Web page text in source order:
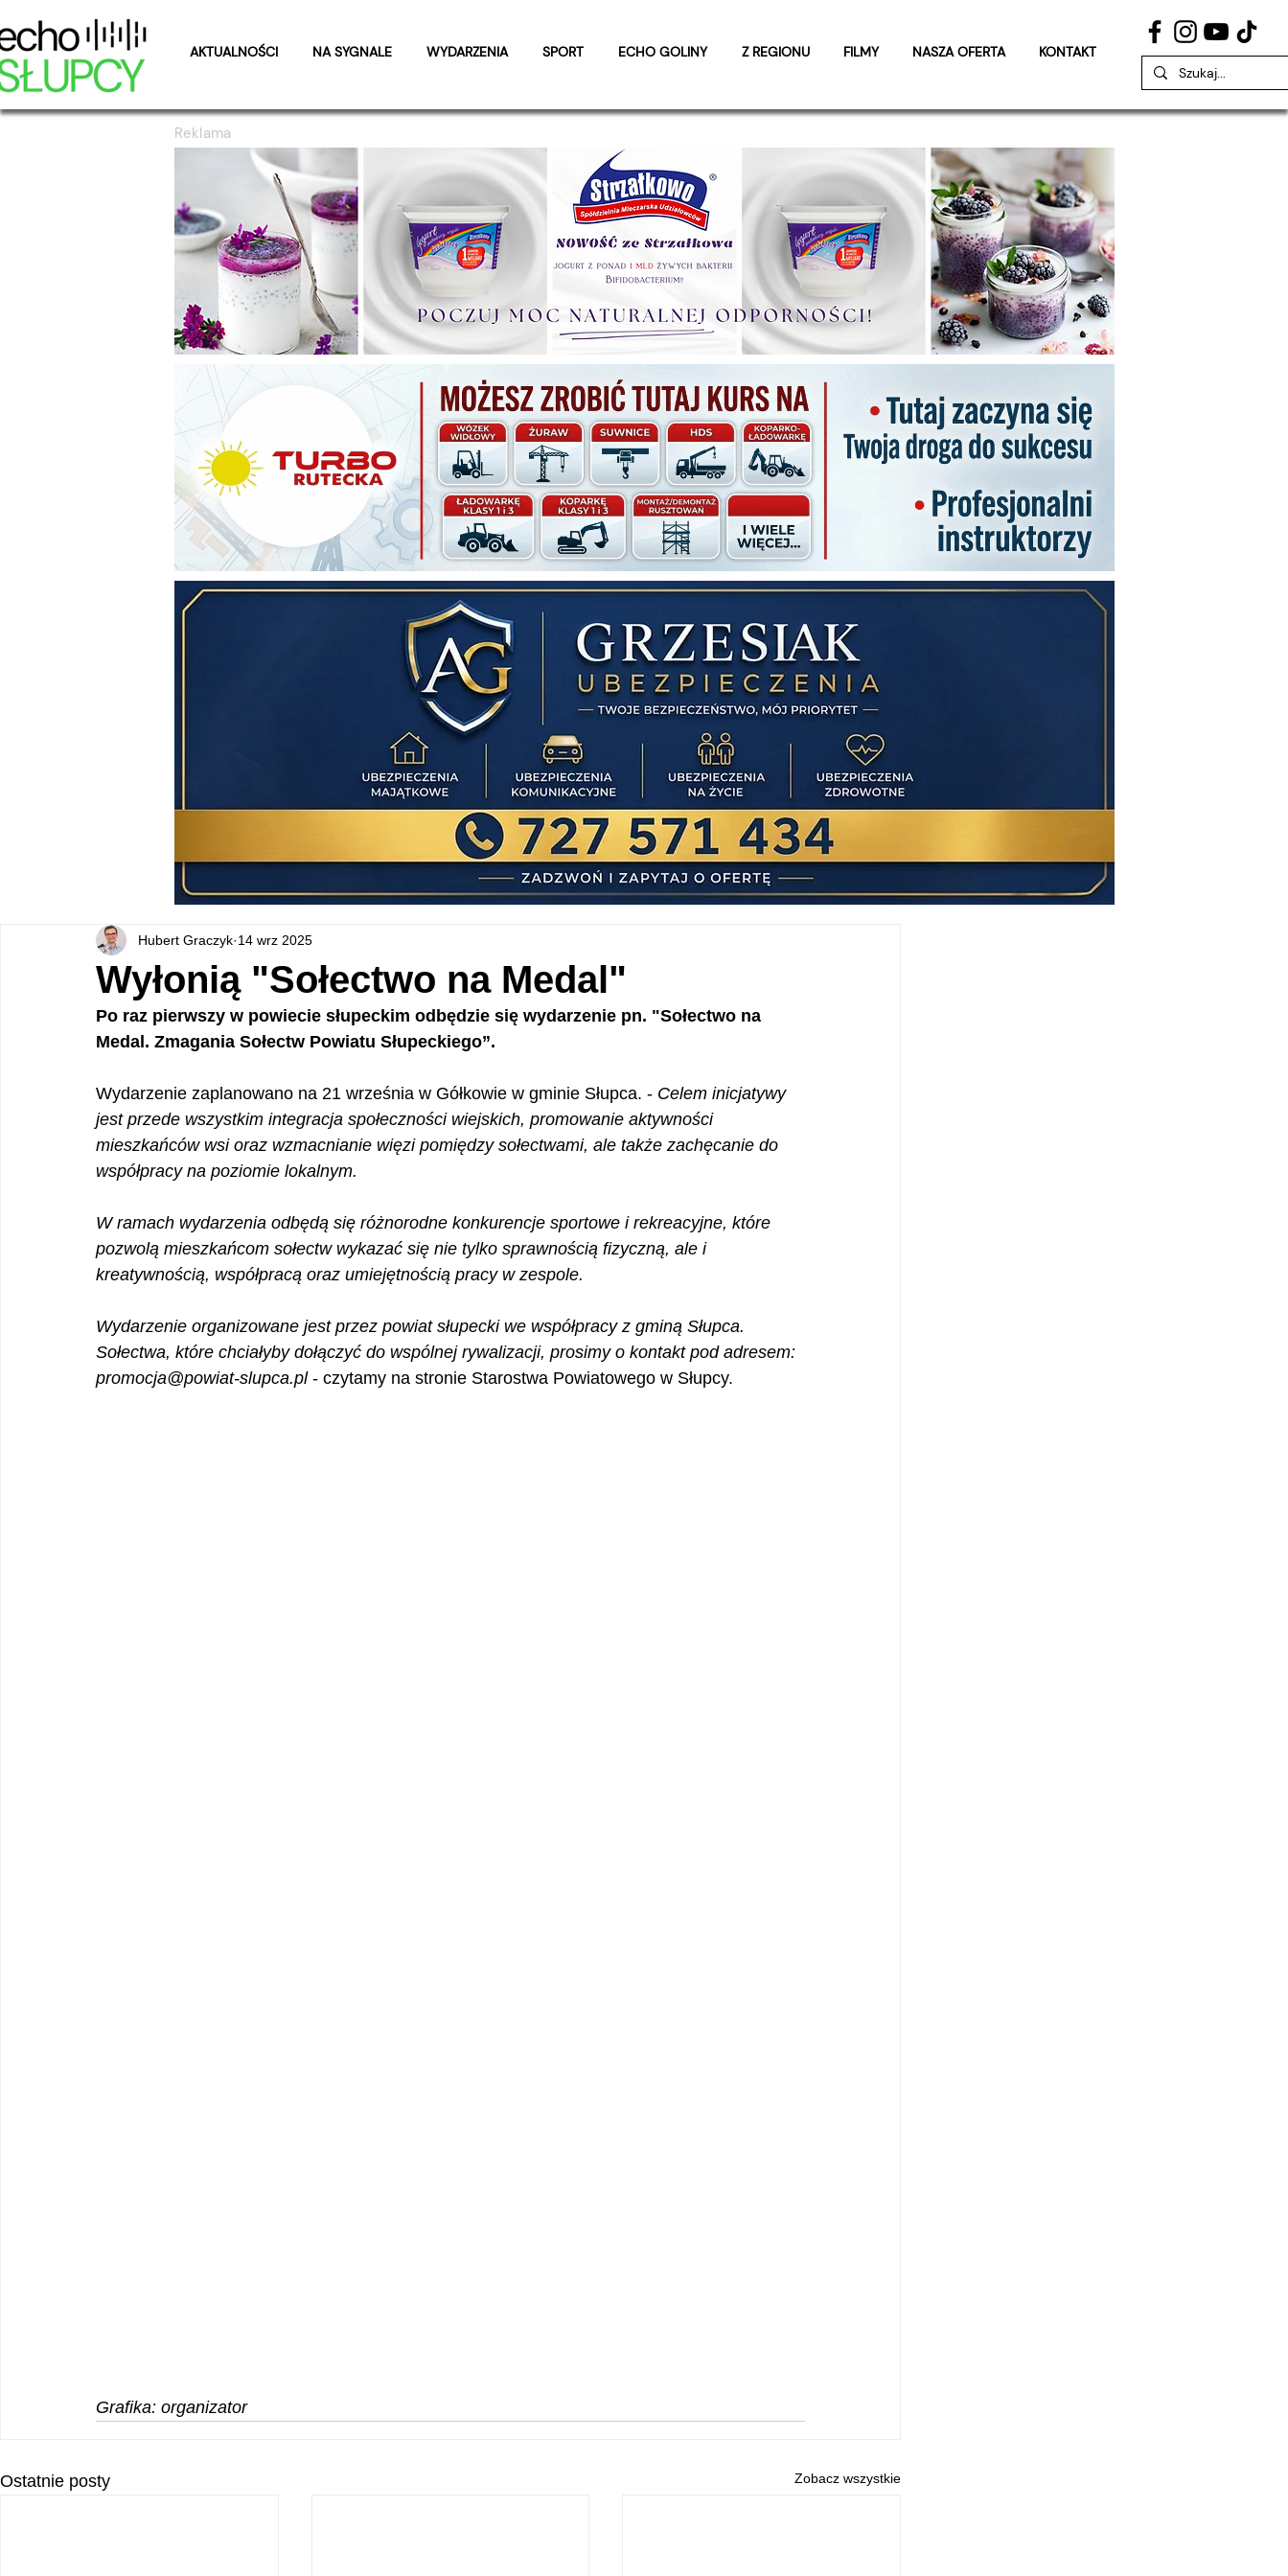
AKTUALNOŚCI NA SYGNALE WYDARZENIA SPORT ECHO GOLINY Z REGIONU FILMY NASZA OFERTA KONTAKT
Reklama
Wyłonią "Sołectwo na Medal"
Hubert Graczyk 14 wrz 2025
Po raz pierwszy w powiecie słupeckim odbędzie się wydarzenie pn. "Sołectwo na
Medal. Zmagania Sołectw Powiatu Słupeckiego”.
Wydarzenie zaplanowano na 21 września w Gółkowie w gminie Słupca. - Celem inicjatywy
jest przede wszystkim integracja społeczności wiejskich, promowanie aktywności
mieszkańców wsi oraz wzmacnianie więzi pomiędzy sołectwami, ale także zachęcanie do
współpracy na poziomie lokalnym.
W ramach wydarzenia odbędą się różnorodne konkurencje sportowe i rekreacyjne, które
pozwolą mieszkańcom sołectw wykazać się nie tylko sprawnością fizyczną, ale i
kreatywnością, współpracą oraz umiejętnością pracy w zespole.
Wydarzenie organizowane jest przez powiat słupecki we współpracy z gminą Słupca.
Sołectwa, które chciałyby dołączyć do wspólnej rywalizacji, prosimy o kontakt pod adresem:
promocja@powiat-slupca.pl - czytamy na stronie Starostwa Powiatowego w Słupcy.
Grafika: organizator
Ostatnie posty Zobacz wszystkie